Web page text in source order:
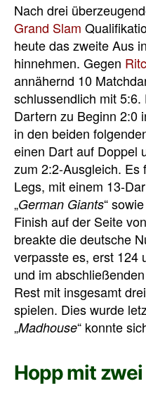
Nach drei
Grand Slam
heute das zweite Aus
hinnehmen. Gegen
annähernd 10
schlussendlich mit
Dartern zu Beginn 2:0
in den beiden
einen Dart auf Doppel
zum 2:2-Ausgleich.
Legs, mit einem 13-
„German Giants“
Finish auf der Seite
breakte die deutsche
verpasste es, erst 124
und im
Rest mit insgesamt
spielen. Dies wurde
„Madhouse“ konnte
Hopp mit